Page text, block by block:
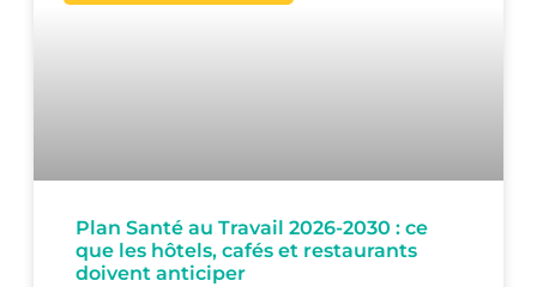
Plan Santé au Travail 2026-2030 : ce
que les hôtels, cafés et restaurants
doivent anticiper